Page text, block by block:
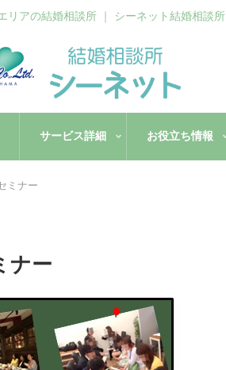
リアの結婚相談所 ｜ シーネット結婚相談所
サービス詳細 お役立ち情報
ミナー
ナー